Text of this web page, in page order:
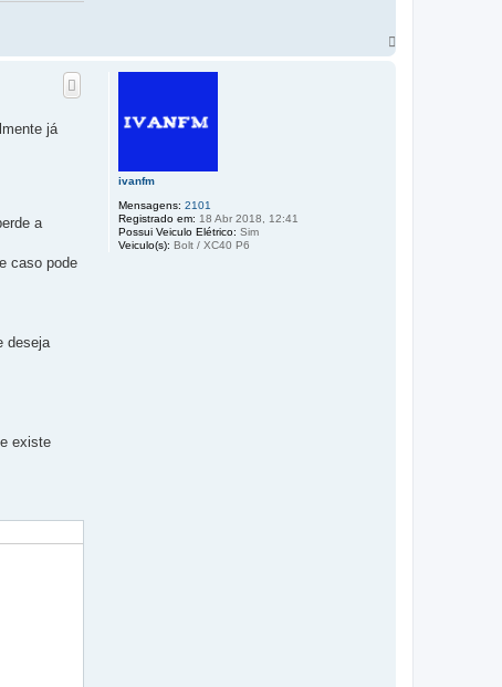
o
ivanfm
Mensagens: 2101
Registrado em: 18 Abr 2018, 12:41
Possui Veiculo Elétrico: Sim
Veiculo(s): Bolt / XC40 P6
já
a
caso pode
deseja
existe